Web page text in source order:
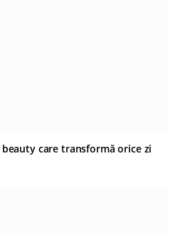
care transformă orice zi